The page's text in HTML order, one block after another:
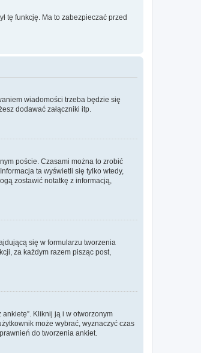
tę funkcję. Ma to zabezpieczać przed
wiadomości trzeba będzie się
dodawać załączniki itp.
poście. Czasami można to zrobić
ta wyświetli się tylko wtedy,
zostawić notatkę z informacją,
się w formularzu tworzenia
za każdym razem pisząc post,
Kliknij ją i w otworzonym
może wybrać, wyznaczyć czas
do tworzenia ankiet.